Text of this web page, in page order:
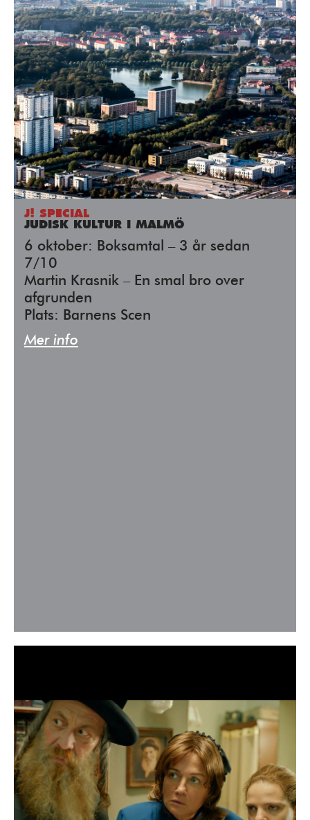
J! SPECIAL
JUDISK KULTUR I MALMÖ
6 oktober: Boksamtal – 3 år sedan
7/10
Martin Krasnik – En smal bro over
afgrunden
Plats: Barnens Scen
Mer info